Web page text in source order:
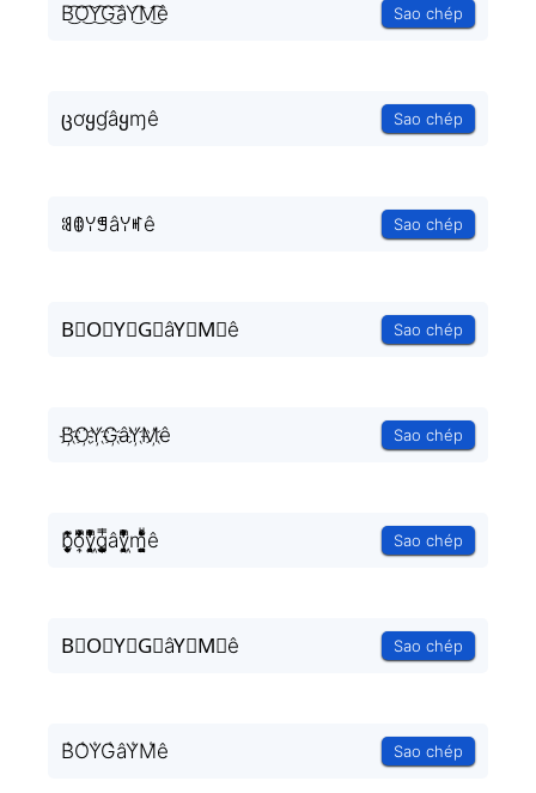
B͜͡O͜͡Y͜͡G͜͡âY͜͡M͜͡ê Sao chép
ცơყɠâყɱê Sao chép
ꌃꂦꌩꁅâꌩꎭê Sao chép
B⃟O⃟Y⃟G⃟âY⃟M⃟ê Sao chép
B҉O҉Y҉G҉âY҉M҉ê Sao chép
b͎̣̫͈̥̗͒͌̃͑̔̾ͅo͎̜̓̇ͫ̉͊ͨ͊y͉̝͖̻̯ͮ̒̂ͮ͋ͫͨg͎͚̥͎͔͕ͥ̿ây͉̝͖̻̯ͮ̒̂ͮ͋ͫͨm̘͈̺̪͓ͩ͂̾ͪ̀̋ê Sao chép
B⃗O⃗Y⃗G⃗âY⃗M⃗ê Sao chép
B͛O͛Y͛G͛âY͛M͛ê Sao chép